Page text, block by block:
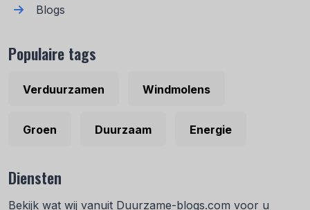
Blogs
Populaire tags
Verduurzamen Windmolens
Groen Duurzaam Energie
Diensten
Bekijk wat wij vanuit Duurzame-blogs.com voor u